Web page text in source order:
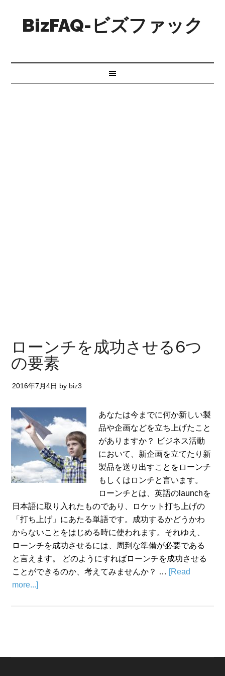
BizFAQ-ビズファック
ローンチを成功させる6つ
の要素
2016年7月4日 by biz3
あなたは今までに何か新しい製
品や企画などを立ち上げたこと
がありますか？ ビジネス活動
において、新企画を立てたり新
製品を送り出すことをローンチ
もしくはロンチと言います。
ローンチとは、英語のlaunchを
日本語に取り入れたものであり、ロケット打ち上げの
「打ち上げ」にあたる単語です。成功するかどうかわ
からないことをはじめる時に使われます。それゆえ、
ローンチを成功させるには、周到な準備が必要である
と言えます。 どのようにすればローンチを成功させる
ことができるのか、考えてみませんか？ … [Read
more...]